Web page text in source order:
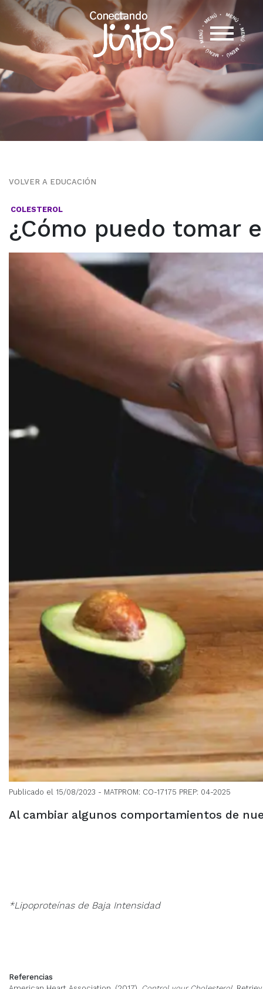
VOLVER A EDUCACIÓN
COLESTEROL
¿Cómo puedo tomar
Publicado el 15/08/2023 - MATPROM: CO-17175 PREP: 04-2025
Al cambiar algunos comportamientos de
*Lipoproteínas de Baja Intensidad
Referencias